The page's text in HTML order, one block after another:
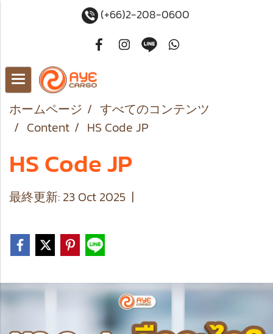
(+66)2-208-0600
ホームページ
すべてのコンテンツ
Content
HS Code JP
HS Code JP
最終更新: 23 Oct 2025 |